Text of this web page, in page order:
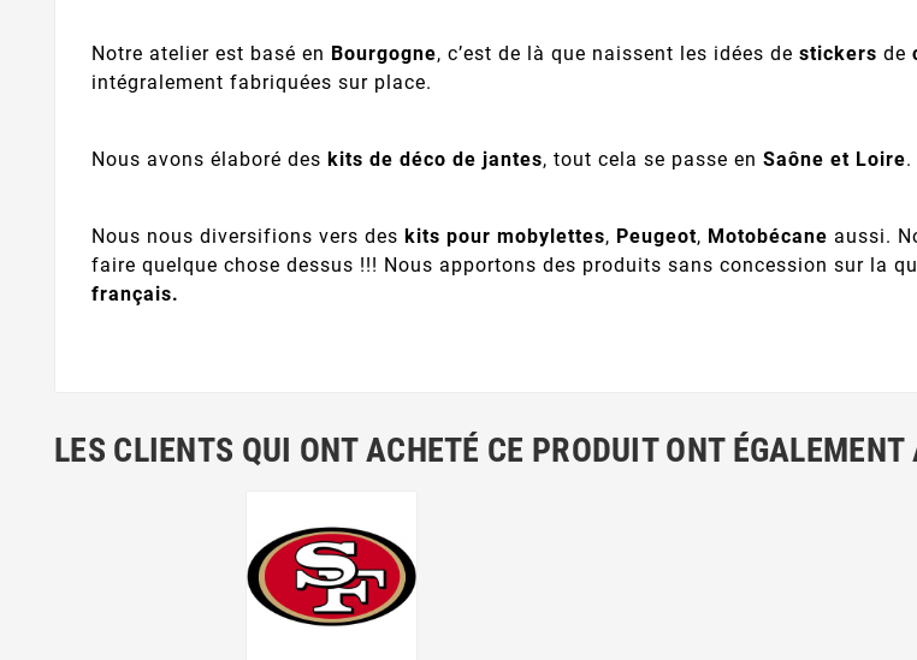
Notre atelier est basé en Bourgogne, c’est de là que naissent les idées de stickers de
intégralement fabriquées sur place.
Nous avons élaboré des kits de déco de jantes, tout cela se passe en Saône et Loire.
Nous nous diversifions vers des kits pour mobylettes, Peugeot, Motobécane aussi.
faire quelque chose dessus !!! Nous apportons des produits sans concession sur la
français.
LES CLIENTS QUI ONT ACHETÉ CE PRODUIT ONT